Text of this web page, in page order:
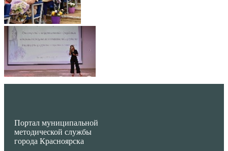
Портал муниципальной
методической службы
города Красноярска